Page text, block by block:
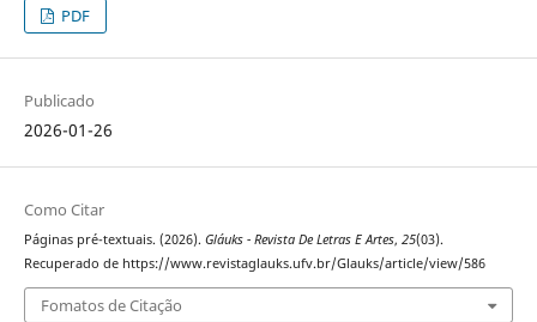
PDF
Publicado
2026-01-26
Como Citar
Páginas pré-textuais. (2026). Gláuks - Revista De Letras E Artes, 25(03).
Recuperado de https://www.revistaglauks.ufv.br/Glauks/article/view/586
Fomatos de Citação